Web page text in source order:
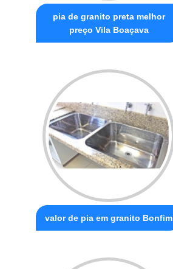
pia de granito preta melhor
preço Vila Boaçava
valor de pia em granito Bonfim